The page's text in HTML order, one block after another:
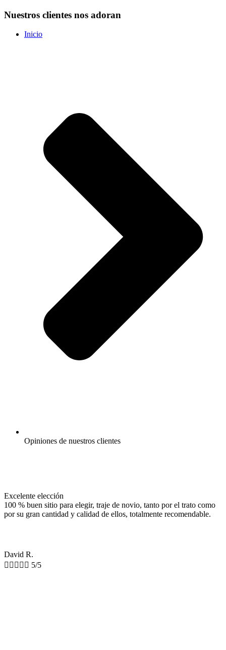
Nuestros clientes nos adoran
Inicio
Opiniones de nuestros clientes
Excelente elección
100 % buen sitio para elegir, traje de novio, tanto por el trato como
por su gran cantidad y calidad de ellos, totalmente recomendable.
David R.
     5/5